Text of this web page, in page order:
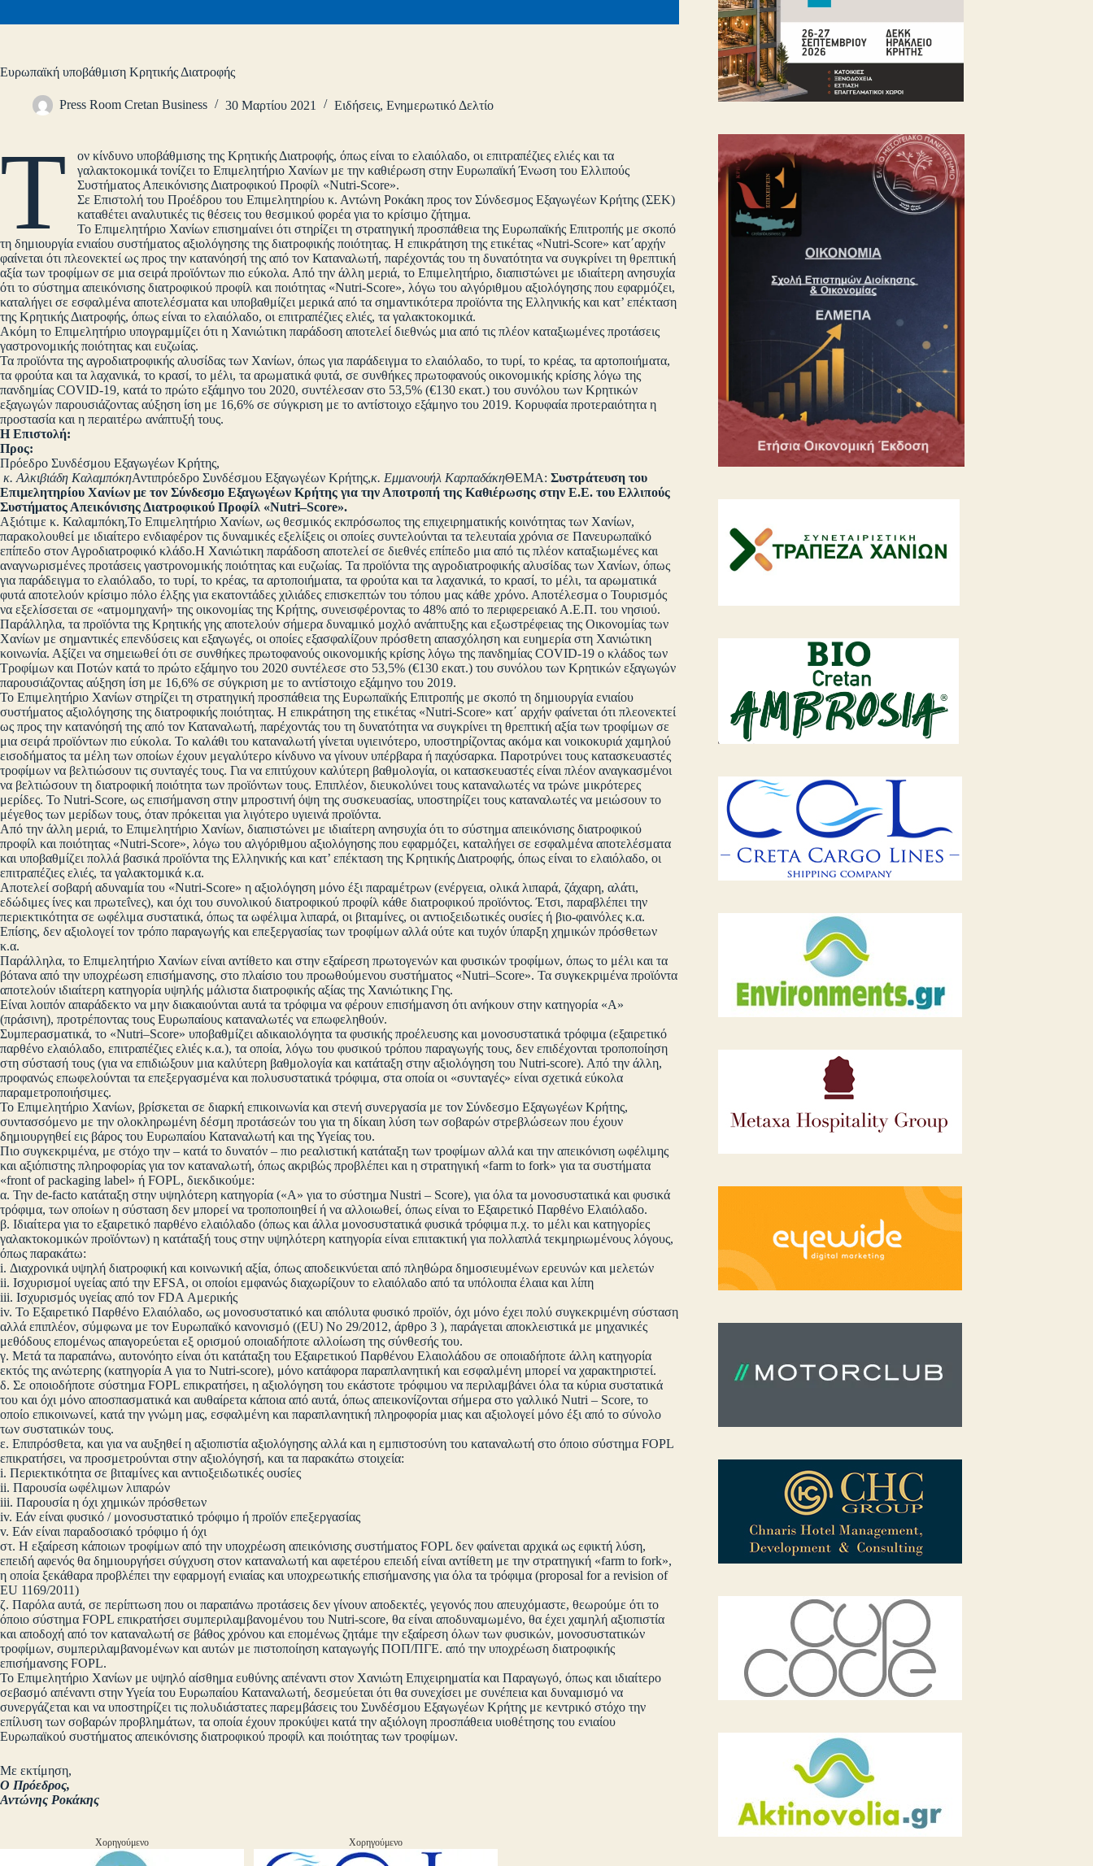
Ευρωπαϊκή υποβάθμιση Κρητικής Διατροφής
Press Room Cretan Business 30 Μαρτίου 2021 Ειδήσεις, Ενημερωτικό Δελτίο
Τ
ον κίνδυνο υποβάθμισης της Κρητικής Διατροφής, όπως είναι το ελαιόλαδο, οι επιτραπέζιες ελιές και τα
γαλακτοκομικά τονίζει το Επιμελητήριο Χανίων με την καθιέρωση στην Ευρωπαϊκή Ένωση του Ελλιπούς
Συστήματος Απεικόνισης Διατροφικού Προφίλ «Nutri-Score».
Σε Επιστολή του Προέδρου του Επιμελητηρίου κ. Αντώνη Ροκάκη προς τον Σύνδεσμος Εξαγωγέων Κρήτης (ΣΕΚ)
καταθέτει αναλυτικές τις θέσεις του θεσμικού φορέα για το κρίσιμο ζήτημα.
Το Επιμελητήριο Χανίων επισημαίνει ότι στηρίζει τη στρατηγική προσπάθεια της Ευρωπαϊκής Επιτροπής με σκοπό
τη δημιουργία ενιαίου συστήματος αξιολόγησης της διατροφικής ποιότητας. Η επικράτηση της ετικέτας «Nutri-Score» κατ΄αρχήν
φαίνεται ότι πλεονεκτεί ως προς την κατανόησή της από τον Καταναλωτή, παρέχοντάς του τη δυνατότητα να συγκρίνει τη θρεπτική
αξία των τροφίμων σε μια σειρά προϊόντων πιο εύκολα. Από την άλλη μεριά, το Επιμελητήριο, διαπιστώνει με ιδιαίτερη ανησυχία
ότι το σύστημα απεικόνισης διατροφικού προφίλ και ποιότητας «Nutri-Score», λόγω του αλγόριθμου αξιολόγησης που εφαρμόζει,
καταλήγει σε εσφαλμένα αποτελέσματα και υποβαθμίζει μερικά από τα σημαντικότερα προϊόντα της Ελληνικής και κατ’ επέκταση
της Κρητικής Διατροφής, όπως είναι το ελαιόλαδο, οι επιτραπέζιες ελιές, τα γαλακτοκομικά.
Ακόμη το Επιμελητήριο υπογραμμίζει ότι η Χανιώτικη παράδοση αποτελεί διεθνώς μια από τις πλέον καταξιωμένες προτάσεις
γαστρονομικής ποιότητας και ευζωίας.
Τα προϊόντα της αγροδιατροφικής αλυσίδας των Χανίων, όπως για παράδειγμα το ελαιόλαδο, το τυρί, το κρέας, τα αρτοποιήματα,
τα φρούτα και τα λαχανικά, το κρασί, το μέλι, τα αρωματικά φυτά, σε συνθήκες πρωτοφανούς οικονομικής κρίσης λόγω της
πανδημίας COVID-19, κατά το πρώτο εξάμηνο του 2020, συντέλεσαν στο 53,5% (€130 εκατ.) του συνόλου των Κρητικών
εξαγωγών παρουσιάζοντας αύξηση ίση με 16,6% σε σύγκριση με το αντίστοιχο εξάμηνο του 2019. Κορυφαία προτεραιότητα η
προστασία και η περαιτέρω ανάπτυξή τους.
Η Επιστολή:
Προς:
Πρόεδρο Συνδέσμου Εξαγωγέων Κρήτης,
κ. Αλκιβιάδη ΚαλαμπόκηΑντιπρόεδρο Συνδέσμου Εξαγωγέων Κρήτης,κ. Εμμανουήλ ΚαρπαδάκηΘΕΜΑ: Συστράτευση του
Επιμελητηρίου Χανίων με τον Σύνδεσμο Εξαγωγέων Κρήτης για την Αποτροπή της Καθιέρωσης στην Ε.Ε. του Ελλιπούς
Συστήματος Απεικόνισης Διατροφικού Προφίλ «Nutri–Score».
Αξιότιμε κ. Καλαμπόκη,Το Επιμελητήριο Χανίων, ως θεσμικός εκπρόσωπος της επιχειρηματικής κοινότητας των Χανίων,
παρακολουθεί με ιδιαίτερο ενδιαφέρον τις δυναμικές εξελίξεις οι οποίες συντελούνται τα τελευταία χρόνια σε Πανευρωπαϊκό
επίπεδο στον Αγροδιατροφικό κλάδο.Η Χανιώτικη παράδοση αποτελεί σε διεθνές επίπεδο μια από τις πλέον καταξιωμένες και
αναγνωρισμένες προτάσεις γαστρονομικής ποιότητας και ευζωίας. Τα προϊόντα της αγροδιατροφικής αλυσίδας των Χανίων, όπως
για παράδειγμα το ελαιόλαδο, το τυρί, το κρέας, τα αρτοποιήματα, τα φρούτα και τα λαχανικά, το κρασί, το μέλι, τα αρωματικά
φυτά αποτελούν κρίσιμο πόλο έλξης για εκατοντάδες χιλιάδες επισκεπτών του τόπου μας κάθε χρόνο. Αποτέλεσμα ο Τουρισμός
να εξελίσσεται σε «ατμομηχανή» της οικονομίας της Κρήτης, συνεισφέροντας το 48% από το περιφερειακό Α.Ε.Π. του νησιού.
Παράλληλα, τα προϊόντα της Κρητικής γης αποτελούν σήμερα δυναμικό μοχλό ανάπτυξης και εξωστρέφειας της Οικονομίας των
Χανίων με σημαντικές επενδύσεις και εξαγωγές, οι οποίες εξασφαλίζουν πρόσθετη απασχόληση και ευημερία στη Χανιώτικη
κοινωνία. Αξίζει να σημειωθεί ότι σε συνθήκες πρωτοφανούς οικονομικής κρίσης λόγω της πανδημίας COVID-19 o κλάδος των
Τροφίμων και Ποτών κατά το πρώτο εξάμηνο του 2020 συντέλεσε στο 53,5% (€130 εκατ.) του συνόλου των Κρητικών εξαγωγών
παρουσιάζοντας αύξηση ίση με 16,6% σε σύγκριση με το αντίστοιχο εξάμηνο του 2019.
Το Επιμελητήριο Χανίων στηρίζει τη στρατηγική προσπάθεια της Ευρωπαϊκής Επιτροπής με σκοπό τη δημιουργία ενιαίου
συστήματος αξιολόγησης της διατροφικής ποιότητας. Η επικράτηση της ετικέτας «Nutri-Score» κατ΄ αρχήν φαίνεται ότι πλεονεκτεί
ως προς την κατανόησή της από τον Καταναλωτή, παρέχοντάς του τη δυνατότητα να συγκρίνει τη θρεπτική αξία των τροφίμων σε
μια σειρά προϊόντων πιο εύκολα. Το καλάθι του καταναλωτή γίνεται υγιεινότερο, υποστηρίζοντας ακόμα και νοικοκυριά χαμηλού
εισοδήματος τα μέλη των οποίων έχουν μεγαλύτερο κίνδυνο να γίνουν υπέρβαρα ή παχύσαρκα. Παροτρύνει τους κατασκευαστές
τροφίμων να βελτιώσουν τις συνταγές τους. Για να επιτύχουν καλύτερη βαθμολογία, οι κατασκευαστές είναι πλέον αναγκασμένοι
να βελτιώσουν τη διατροφική ποιότητα των προϊόντων τους. Επιπλέον, διευκολύνει τους καταναλωτές να τρώνε μικρότερες
μερίδες. Το Nutri-Score, ως επισήμανση στην μπροστινή όψη της συσκευασίας, υποστηρίζει τους καταναλωτές να μειώσουν το
μέγεθος των μερίδων τους, όταν πρόκειται για λιγότερο υγιεινά προϊόντα.
Από την άλλη μεριά, το Επιμελητήριο Χανίων, διαπιστώνει με ιδιαίτερη ανησυχία ότι το σύστημα απεικόνισης διατροφικού
προφίλ και ποιότητας «Nutri-Score», λόγω του αλγόριθμου αξιολόγησης που εφαρμόζει, καταλήγει σε εσφαλμένα αποτελέσματα
και υποβαθμίζει πολλά βασικά προϊόντα της Ελληνικής και κατ’ επέκταση της Κρητικής Διατροφής, όπως είναι το ελαιόλαδο, οι
επιτραπέζιες ελιές, τα γαλακτομικά κ.α.
Αποτελεί σοβαρή αδυναμία του «Nutri-Score» η αξιολόγηση μόνο έξι παραμέτρων (ενέργεια, ολικά λιπαρά, ζάχαρη, αλάτι,
εδώδιμες ίνες και πρωτεΐνες), και όχι του συνολικού διατροφικού προφίλ κάθε διατροφικού προϊόντος. Έτσι, παραβλέπει την
περιεκτικότητα σε ωφέλιμα συστατικά, όπως τα ωφέλιμα λιπαρά, οι βιταμίνες, οι αντιοξειδωτικές ουσίες ή βιο-φαινόλες κ.α.
Επίσης, δεν αξιολογεί τον τρόπο παραγωγής και επεξεργασίας των τροφίμων αλλά ούτε και τυχόν ύπαρξη χημικών πρόσθετων
κ.α.
Παράλληλα, το Επιμελητήριο Χανίων είναι αντίθετο και στην εξαίρεση πρωτογενών και φυσικών τροφίμων, όπως το μέλι και τα
βότανα από την υποχρέωση επισήμανσης, στο πλαίσιο του προωθούμενου συστήματος «Nutri–Score». Τα συγκεκριμένα προϊόντα
αποτελούν ιδιαίτερη κατηγορία υψηλής μάλιστα διατροφικής αξίας της Χανιώτικης Γης.
Είναι λοιπόν απαράδεκτο να μην διακαιούνται αυτά τα τρόφιμα να φέρουν επισήμανση ότι ανήκουν στην κατηγορία «A»
(πράσινη), προτρέποντας τους Ευρωπαίους καταναλωτές να επωφεληθούν.
Συμπερασματικά, το «Nutri–Score» υποβαθμίζει αδικαιολόγητα τα φυσικής προέλευσης και μονοσυστατικά τρόφιμα (εξαιρετικό
παρθένο ελαιόλαδο, επιτραπέζιες ελιές κ.α.), τα οποία, λόγω του φυσικού τρόπου παραγωγής τους, δεν επιδέχονται τροποποίηση
στη σύστασή τους (για να επιδιώξουν μια καλύτερη βαθμολογία και κατάταξη στην αξιολόγηση του Nutri-score). Από την άλλη,
προφανώς επωφελούνται τα επεξεργασμένα και πολυσυστατικά τρόφιμα, στα οποία οι «συνταγές» είναι σχετικά εύκολα
παραμετροποιήσιμες.
Το Επιμελητήριο Χανίων, βρίσκεται σε διαρκή επικοινωνία και στενή συνεργασία με τον Σύνδεσμο Εξαγωγέων Κρήτης,
συντασσόμενο με την ολοκληρωμένη δέσμη προτάσεών του για τη δίκαιη λύση των σοβαρών στρεβλώσεων που έχουν
δημιουργηθεί εις βάρος του Ευρωπαίου Καταναλωτή και της Υγείας του.
Πιο συγκεκριμένα, με στόχο την – κατά το δυνατόν – πιο ρεαλιστική κατάταξη των τροφίμων αλλά και την απεικόνιση ωφέλιμης
και αξιόπιστης πληροφορίας για τον καταναλωτή, όπως ακριβώς προβλέπει και η στρατηγική «farm to fork» για τα συστήματα
«front of packaging label» ή FOPL, διεκδικούμε:
α. Την de-facto κατάταξη στην υψηλότερη κατηγορία («Α» για το σύστημα Nustri – Score), για όλα τα μονοσυστατικά και φυσικά
τρόφιμα, των οποίων η σύσταση δεν μπορεί να τροποποιηθεί ή να αλλοιωθεί, όπως είναι το Εξαιρετικό Παρθένο Ελαιόλαδο.
β. Ιδιαίτερα για το εξαιρετικό παρθένο ελαιόλαδο (όπως και άλλα μονοσυστατικά φυσικά τρόφιμα π.χ. το μέλι και κατηγορίες
γαλακτοκομικών προϊόντων) η κατάταξή τους στην υψηλότερη κατηγορία είναι επιτακτική για πολλαπλά τεκμηριωμένους λόγους,
όπως παρακάτω:
i. Διαχρονικά υψηλή διατροφική και κοινωνική αξία, όπως αποδεικνύεται από πληθώρα δημοσιευμένων ερευνών και μελετών
ii. Ισχυρισμοί υγείας από την EFSA, οι οποίοι εμφανώς διαχωρίζουν το ελαιόλαδο από τα υπόλοιπα έλαια και λίπη
iii. Ισχυρισμός υγείας από τον FDA Αμερικής
iv. Το Εξαιρετικό Παρθένο Ελαιόλαδο, ως μονοσυστατικό και απόλυτα φυσικό προϊόν, όχι μόνο έχει πολύ συγκεκριμένη σύσταση
αλλά επιπλέον, σύμφωνα με τον Ευρωπαϊκό κανονισμό ((EU) No 29/2012, άρθρο 3 ), παράγεται αποκλειστικά με μηχανικές
μεθόδους επομένως απαγορεύεται εξ ορισμού οποιαδήποτε αλλοίωση της σύνθεσής του.
γ. Μετά τα παραπάνω, αυτονόητο είναι ότι κατάταξη του Εξαιρετικού Παρθένου Ελαιολάδου σε οποιαδήποτε άλλη κατηγορία
εκτός της ανώτερης (κατηγορία Α για το Nutri-score), μόνο κατάφορα παραπλανητική και εσφαλμένη μπορεί να χαρακτηριστεί.
δ. Σε οποιοδήποτε σύστημα FOPL επικρατήσει, η αξιολόγηση του εκάστοτε τρόφιμου να περιλαμβάνει όλα τα κύρια συστατικά
του και όχι μόνο αποσπασματικά και αυθαίρετα κάποια από αυτά, όπως απεικονίζονται σήμερα στο γαλλικό Nutri – Score, το
οποίο επικοινωνεί, κατά την γνώμη μας, εσφαλμένη και παραπλανητική πληροφορία μιας και αξιολογεί μόνο έξι από το σύνολο
των συστατικών τους.
ε. Επιπρόσθετα, και για να αυξηθεί η αξιοπιστία αξιολόγησης αλλά και η εμπιστοσύνη του καταναλωτή στο όποιο σύστημα FOPL
επικρατήσει, να προσμετρούνται στην αξιολόγησή, και τα παρακάτω στοιχεία:
i. Περιεκτικότητα σε βιταμίνες και αντιοξειδωτικές ουσίες
ii. Παρουσία ωφέλιμων λιπαρών
iii. Παρουσία η όχι χημικών πρόσθετων
iv. Εάν είναι φυσικό / μονοσυστατικό τρόφιμο ή προϊόν επεξεργασίας
v. Εάν είναι παραδοσιακό τρόφιμο ή όχι
στ. Η εξαίρεση κάποιων τροφίμων από την υποχρέωση απεικόνισης συστήματος FOPL δεν φαίνεται αρχικά ως εφικτή λύση,
επειδή αφενός θα δημιουργήσει σύγχυση στον καταναλωτή και αφετέρου επειδή είναι αντίθετη με την στρατηγική «farm to fork»,
η οποία ξεκάθαρα προβλέπει την εφαρμογή ενιαίας και υποχρεωτικής επισήμανσης για όλα τα τρόφιμα (proposal for a revision of
EU 1169/2011)
ζ. Παρόλα αυτά, σε περίπτωση που οι παραπάνω προτάσεις δεν γίνουν αποδεκτές, γεγονός που απευχόμαστε, θεωρούμε ότι το
όποιο σύστημα FOPL επικρατήσει συμπεριλαμβανομένου του Nutri-score, θα είναι αποδυναμωμένο, θα έχει χαμηλή αξιοπιστία
και αποδοχή από τον καταναλωτή σε βάθος χρόνου και επομένως ζητάμε την εξαίρεση όλων των φυσικών, μονοσυστατικών
τροφίμων, συμπεριλαμβανομένων και αυτών με πιστοποίηση καταγωγής ΠΟΠ/ΠΓΕ. από την υποχρέωση διατροφικής
επισήμανσης FOPL.
Το Επιμελητήριο Χανίων με υψηλό αίσθημα ευθύνης απέναντι στον Χανιώτη Επιχειρηματία και Παραγωγό, όπως και ιδιαίτερο
σεβασμό απέναντι στην Υγεία του Ευρωπαίου Καταναλωτή, δεσμεύεται ότι θα συνεχίσει με συνέπεια και δυναμισμό να
συνεργάζεται και να υποστηρίζει τις πολυδιάστατες παρεμβάσεις του Συνδέσμου Εξαγωγέων Κρήτης με κεντρικό στόχο την
επίλυση των σοβαρών προβλημάτων, τα οποία έχουν προκύψει κατά την αξιόλογη προσπάθεια υιοθέτησης του ενιαίου
Ευρωπαϊκού συστήματος απεικόνισης διατροφικού προφίλ και ποιότητας των τροφίμων.
Με εκτίμηση,
Ο Πρόεδρος,
Αντώνης Ροκάκης
Χορηγούμενο Χορηγούμενο